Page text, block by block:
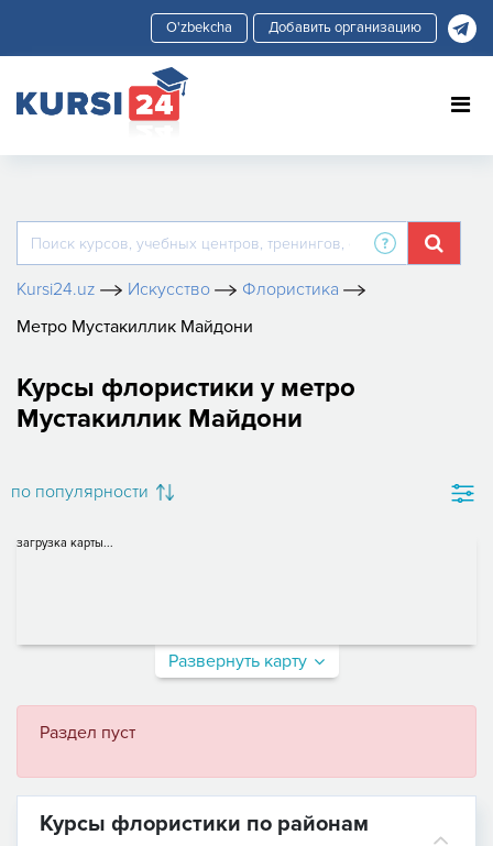
Добавить организацию
Kursi24.uz Искусство
Флористика
Метро Мустакиллик Майдони
Курсы флористики у метро
Мустакиллик Майдони
по популярности
загрузка карты...
Развернуть карту
Раздел пуст
Курсы флористики по районам